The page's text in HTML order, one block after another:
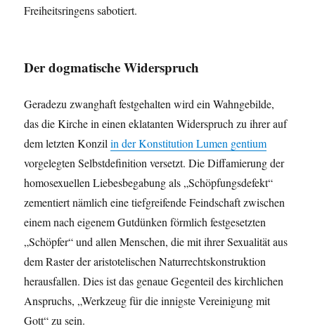
Freiheitsringens sabotiert.
Der dogmatische Widerspruch
Geradezu zwanghaft festgehalten wird ein Wahngebilde,
das die Kirche in einen eklatanten Widerspruch zu ihrer auf
dem letzten Konzilin der Konstitution Lumen gentium
vorgelegten Selbstdefinition versetzt. Die Diffamierung der
homosexuellen Liebesbegabung als „Schöpfungsdefekt“
zementiert nämlich eine tiefgreifende Feindschaft zwischen
einem nach eigenem Gutdünken förmlich festgesetzten
„Schöpfer“ und allen Menschen, die mit ihrer Sexualität aus
dem Raster der aristotelischen Naturrechtskonstruktion
herausfallen. Dies ist das genaue Gegenteil des kirchlichen
Anspruchs, „Werkzeug für die innigste Vereinigung mit
Gott“ zu sein.